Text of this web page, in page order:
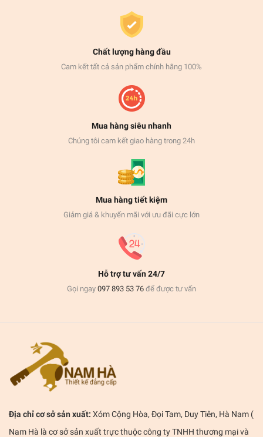
Chất lượng hàng đầu
Cam kết tất cả sản phẩm chính hãng 100%
Mua hàng siêu nhanh
Chúng tôi cam kết giao hàng trong 24h
Mua hàng tiết kiệm
Giảm giá & khuyến mãi với ưu đãi cực lớn
Hỗ trợ tư vấn 24/7
Gọi ngay 097 893 53 76 để được tư vấn
Địa chỉ cơ sở sản xuất: Xóm Cộng Hòa, Đọi Tam, Duy Tiên, Hà Nam (
Nam Hà là cơ sở sản xuất trực thuộc công ty TNHH thương mại và